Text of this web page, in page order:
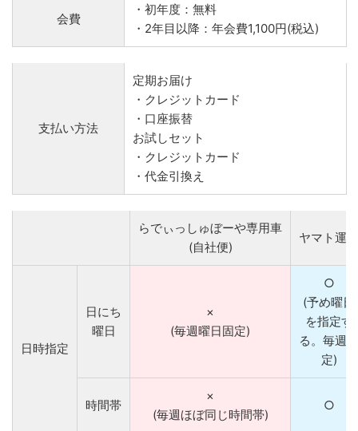
会費
・初年度：無料
・2年目以降：年会費1,100円(税込)
支払い方法
定期お届け
・クレジットカード
・口座振替
お試しセット
・クレジットカード
・代金引換え
らでぃっしゅぼーや専用車
(自社便)
ヤマト運輸
日時指定
日にち
曜日
×
(毎週曜日固定)
○
(予め曜日
を指定す
る。毎週固
定)
時間帯
×
(毎週ほぼ同じ時間帯)
○